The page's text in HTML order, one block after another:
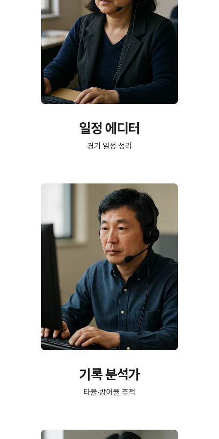
일정 에디터
경기 일정 정리
기록 분석가
타율·방어율 추적